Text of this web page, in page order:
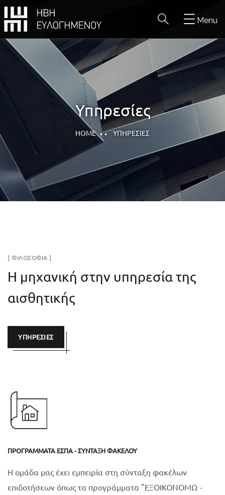
Menu
Υπηρεσίες
HOME ΥΠΗΡΕΣΊΕΣ
[ ΦΙΛΟΣΟΦΙΑ ]
Η μηχανική στην υπηρεσία της
αισθητικής
ΥΠΗΡΕΣΙΕΣ
ΠΡΟΓΡΑΜΜΑΤΑ ΕΣΠΑ - ΣΥΝΤΑΞΗ ΦΑΚΕΛΟΥ
Η ομάδα μας έχει εμπειρία στη σύνταξη φακέλων
επιδοτήσεων όπως τα προγράμματα "ΕΞΟΙΚΟΝΟΜΩ -